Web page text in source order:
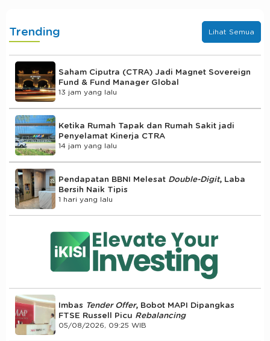
Trending Lihat Semua
Saham Ciputra (CTRA) Jadi Magnet Sovereign
Fund & Fund Manager Global
13 jam yang lalu
Ketika Rumah Tapak dan Rumah Sakit jadi
Penyelamat Kinerja CTRA
14 jam yang lalu
Pendapatan BBNI Melesat Double-Digit, Laba
Bersih Naik Tipis
1 hari yang lalu
Imbas Tender Offer, Bobot MAPI Dipangkas
FTSE Russell Picu Rebalancing
05/08/2026, 09:25 WIB